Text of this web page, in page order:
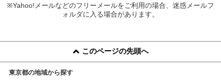
※Yahoo!メールなどのフリーメールをご利用の場合、迷惑メールフ
ォルダに入る場合があります。
このページの先頭へ
東京都の地域から探す